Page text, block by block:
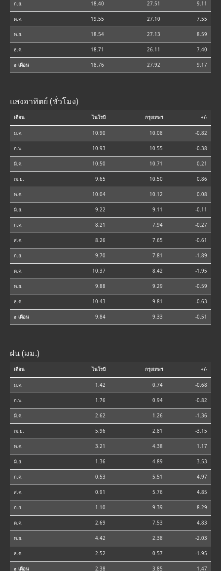
ก.ย. 18.40 27.51 9.11
ต.ค. 19.55 27.10 7.55
พ.ย. 18.54 27.13 8.59
ธ.ค. 18.71 26.11 7.40
⌀ เดือน 18.76 27.92 9.17
แสงอาทิตย์ (ชั่วโมง)
เดือน ไนโรบี กรุงเทพฯ +/-
ม.ค. 10.90 10.08 -0.82
ก.พ. 10.93 10.55 -0.38
มี.ค. 10.50 10.71 0.21
เม.ย. 9.65 10.50 0.86
พ.ค. 10.04 10.12 0.08
มิ.ย. 9.22 9.11 -0.11
ก.ค. 8.21 7.94 -0.27
ส.ค. 8.26 7.65 -0.61
ก.ย. 9.70 7.81 -1.89
ต.ค. 10.37 8.42 -1.95
พ.ย. 9.88 9.29 -0.59
ธ.ค. 10.43 9.81 -0.63
⌀ เดือน 9.84 9.33 -0.51
ฝน (มม.)
เดือน ไนโรบี กรุงเทพฯ +/-
ม.ค. 1.42 0.74 -0.68
ก.พ. 1.76 0.94 -0.82
มี.ค. 2.62 1.26 -1.36
เม.ย. 5.96 2.81 -3.15
พ.ค. 3.21 4.38 1.17
มิ.ย. 1.36 4.89 3.53
ก.ค. 0.53 5.51 4.97
ส.ค. 0.91 5.76 4.85
ก.ย. 1.10 9.39 8.29
ต.ค. 2.69 7.53 4.83
พ.ย. 4.42 2.38 -2.03
ธ.ค. 2.52 0.57 -1.95
⌀ เดือน 2.38 3.85 1.47